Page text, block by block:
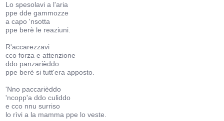
Lo spesolavi a l'aria
ppe dde gammozze
a capo 'nsotta
ppe berè le reaziuni.
R'accarezzavi
cco forza e attenzione
ddo panzarièddo
ppe berè si tutt'era apposto.
'Nno paccarièddo
'ncopp'a ddo culiddo
e cco nnu surriso
lo rìvi a la mamma ppe lo veste.